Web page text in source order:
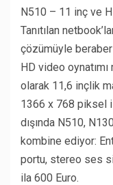
N510 – 11 inç ve
Tanıtılan
çözümüyle
HD video
olarak 11,6 inçlik
1366 x 768 piksel
dışında N510,
kombine ediyor:
portu, stereo ses
ila 600 Euro.